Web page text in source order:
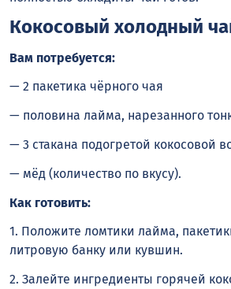
Кокосовый холодный
Вам потребуется:
— 2 пакетика чёрного чая
— половина лайма, нарезанного
— 3 стакана подогретой кокосовой
— мёд (количество по вкусу).
Как готовить:
1. Положите ломтики лайма,
литровую банку или кувшин.
2. Залейте ингредиенты горячей